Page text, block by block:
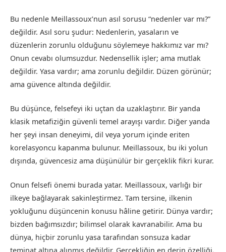
Bu nedenle Meillassoux’nun asıl sorusu “nedenler var mı?”
değildir. Asıl soru şudur: Nedenlerin, yasaların ve
düzenlerin zorunlu olduğunu söylemeye hakkımız var mı?
Onun cevabı olumsuzdur. Nedensellik işler; ama mutlak
değildir. Yasa vardır; ama zorunlu değildir. Düzen görünür;
ama güvence altında değildir.
Bu düşünce, felsefeyi iki uçtan da uzaklaştırır. Bir yanda
klasik metafiziğin güvenli temel arayışı vardır. Diğer yanda
her şeyi insan deneyimi, dil veya yorum içinde eriten
korelasyoncu kapanma bulunur. Meillassoux, bu iki yolun
dışında, güvencesiz ama düşünülür bir gerçeklik fikri kurar.
Onun felsefi önemi burada yatar. Meillassoux, varlığı bir
ilkeye bağlayarak sakinleştirmez. Tam tersine, ilkenin
yokluğunu düşüncenin konusu hâline getirir. Dünya vardır;
bizden bağımsızdır; bilimsel olarak kavranabilir. Ama bu
dünya, hiçbir zorunlu yasa tarafından sonsuza kadar